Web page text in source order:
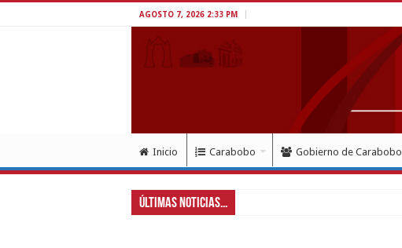
AGOSTO 7, 2026 2:33 PM
Inicio Carabobo Gobierno de Carabobo
Últimas Noticias...